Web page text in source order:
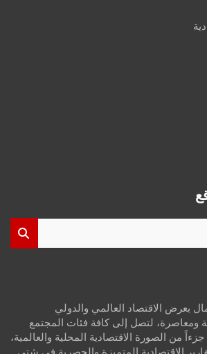
بعرض الاقتصاد العالمي والدولي
ومعاصرة، لتصل إلى كافة فئات المجتمع
من الصورة الاقتصادية المحلية والعالمية،